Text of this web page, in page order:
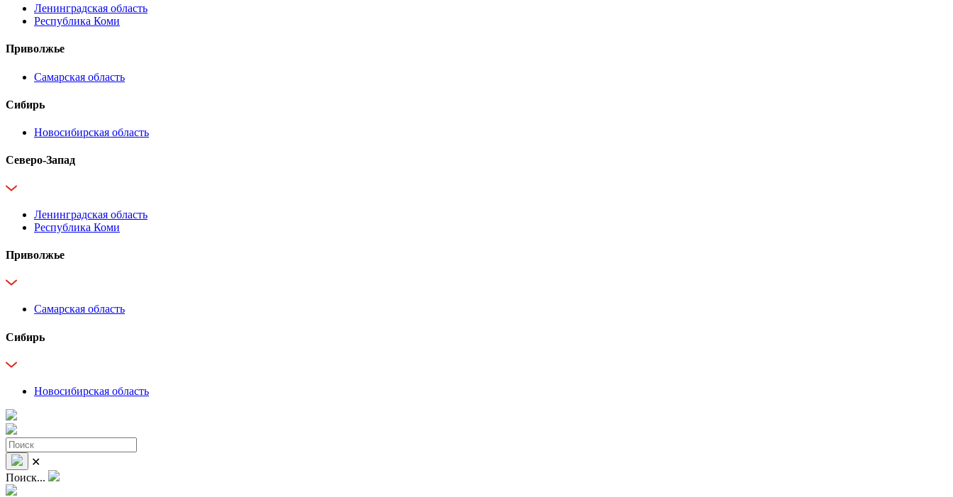
Ленинградская область
Республика Коми
Приволжье
Самарская область
Сибирь
Новосибирская область
Северо-Запад
Ленинградская область
Республика Коми
Приволжье
Самарская область
Сибирь
Новосибирская область
✕
Поиск...